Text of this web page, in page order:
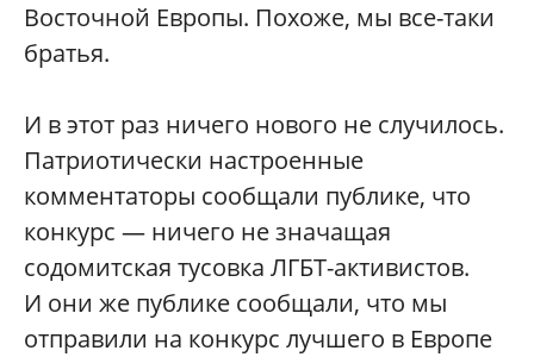
Восточной Европы. Похоже, мы все-таки
братья.
И в этот раз ничего нового не случилось.
Патриотически настроенные
комментаторы сообщали публике, что
конкурс — ничего не значащая
содомитская тусовка ЛГБТ-активистов.
И они же публике сообщали, что мы
отправили на конкурс лучшего в Европе